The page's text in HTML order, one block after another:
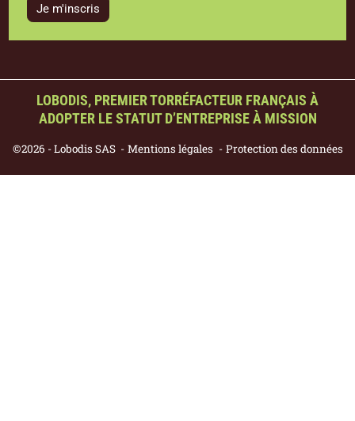
Je m'inscris
LOBODIS, PREMIER TORRÉFACTEUR FRANÇAIS À
ADOPTER LE STATUT D’ENTREPRISE À MISSION
©2026 - Lobodis SAS Mentions légales Protection des données